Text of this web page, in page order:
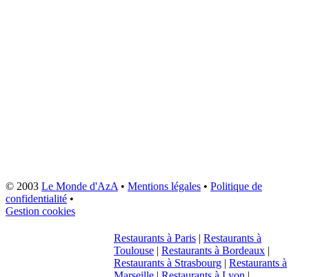
© 2003 Le Monde d'AzA• Mentions légales • Politique de
confidentialité •
Gestion cookies
Restaurants à Paris | Restaurants à
Toulouse | Restaurants à Bordeaux |
Restaurants à Strasbourg | Restaurants à